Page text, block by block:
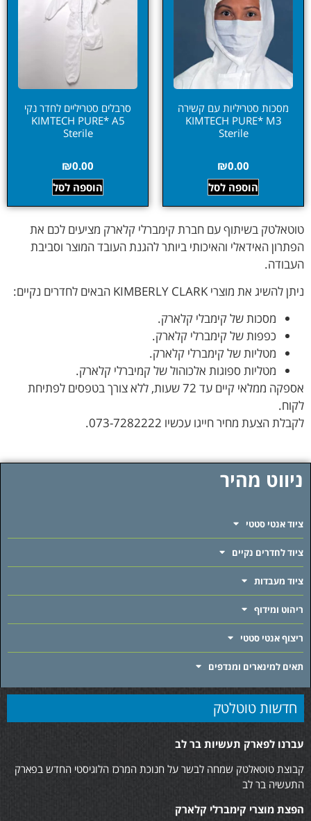
ניווט מהיר
ציוד אנטי סטטי
ציוד לחדרים נקיים
ציוד מעבדות
ריהוט ומידוף
ריצוף אנטי סטטי
תאים למינארים ומנדפים
טוטאלטק בשיתוף עם חברת קימברלי קלארק מציעים לכם את
הפתרון האידאלי והאיכותי ביותר להגנת העובד המוצר וסביבת
העבודה.
ניתן להשיג את מוצרי KIMBERLY CLARK הבאים לחדרים נקיים:
מסכות של קימבלי קלארק.
כפפות של קימברלי קלארק.
מטליות של קימברלי קלארק.
מטליות ספוגות אלכוהול של קמיברלי קלארק.
אספקה ממלאי קיים עד 72 שעות, ללא צורך בטפסים לפתיחת
לקוח.
לקבלת הצעת מחיר חייגו עכשיו 073-7282222.
מסכות סטריליות עם קשירה
KIMTECH PURE* M3
Sterile
₪0.00
הוספה לסל
סרבלים סטריליים לחדר נקי
KIMTECH PURE* A5
Sterile
₪0.00
הוספה לסל
חדשות טוטלטק
עברנו לפארק תעשיות בר לב
קבוצת טוטאלטק שמחה לבשר על חנוכת המרכז הלוגיסטי החדש בפארק
התעשיה בר לב
הפצת מוצרי קימברלי קלארק